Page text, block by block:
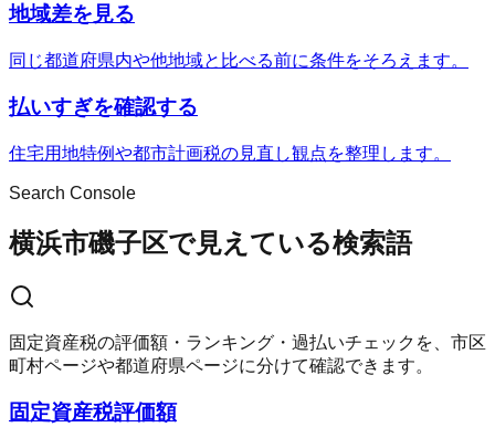
地域差を見る
同じ都道府県内や他地域と比べる前に条件をそろえます。
払いすぎを確認する
住宅用地特例や都市計画税の見直し観点を整理します。
Search Console
横浜市磯子区で見えている検索語
固定資産税の評価額・ランキング・過払いチェックを、市区
町村ページや都道府県ページに分けて確認できます。
固定資産税評価額